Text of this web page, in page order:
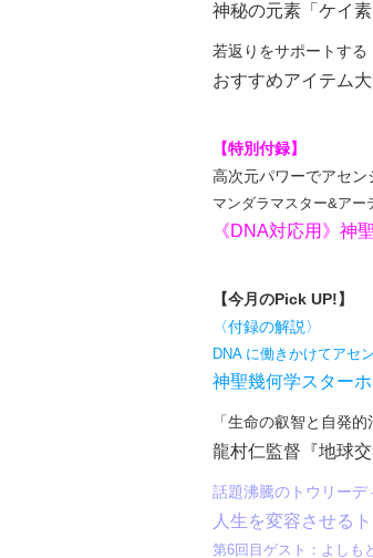
神秘の元素「ケイ
若返りをサポートする
おすすめアイテム
【特別付録】
高次元パワーでアセン
マンダラマスター&アー
《DNA対応用》神
【今月のPick UP!】
〈付録の解説〉
DNA に働きかけてアセ
神聖幾何学スター
「生命の叡智と自発
龍村仁監督『地球
話題沸騰のトウリーデ
人生を変容させる
第6回目ゲスト：よし